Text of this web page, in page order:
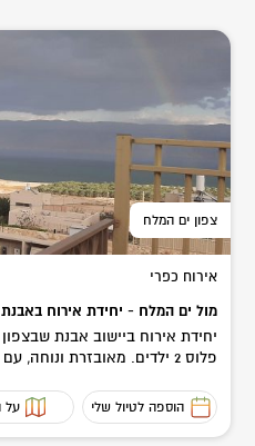
צפון ים המלח
אירוח כפרי
מול ים המלח - יחידת אירוח באבנת
יחידת אירוח ביישוב אבנת
פלוס 2 ילדים. מאובזרת ונוחה, עם חדר שינה וסלון ובו ספה...
הוספה לטיול שלי על